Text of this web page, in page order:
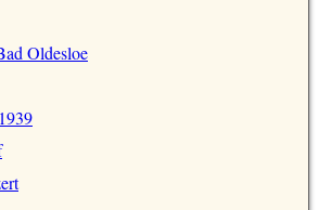
Oldesloe